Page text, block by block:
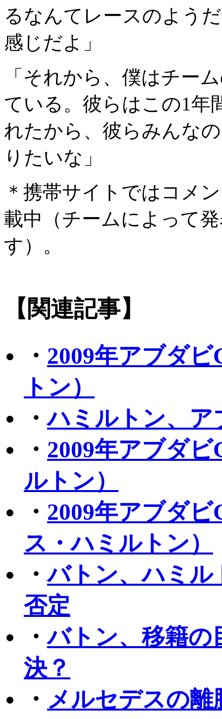
るなんてレースのよう
感じだよ」
「それから、僕はチー
ている。彼らはこの1年
れたから、彼らみんな
りたいな」
＊携帯サイトではコメ
載中（チームによって
す）。
【関連記事】
・ 2009年アブダ
トン）
・ハミルトン、ア
・ 2009年アブダ
ルトン）
・ 2009年アブダ
ス・ハミルトン）
・バトン、ハミル
否定
・バトン、移籍の
決？
・ メルセデスの